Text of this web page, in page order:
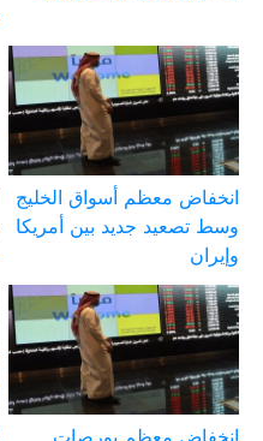
انخفاض معظم أسواق الخليج
وسط تصعيد جديد بين أمريكا
وإيران